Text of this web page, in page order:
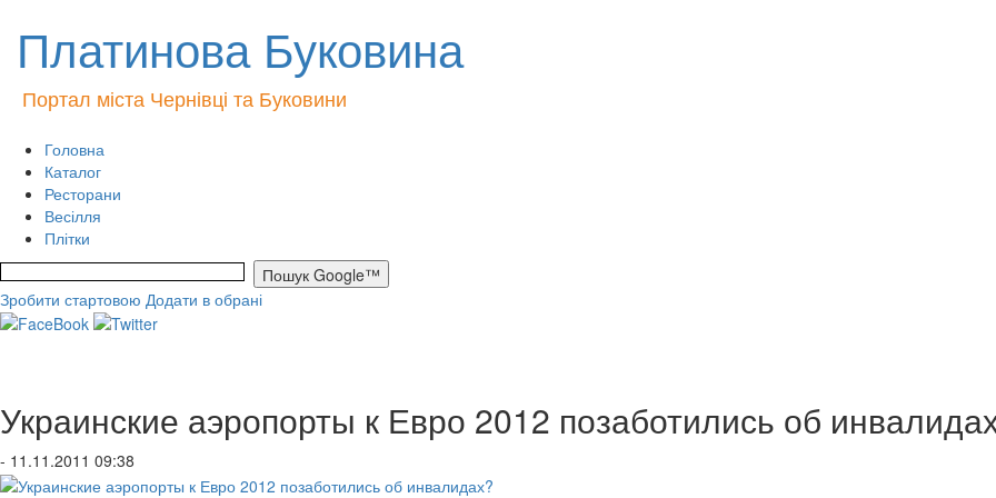
Платинова Буковина
Портал міста Чернівці та Буковини
Головна
Каталог
Ресторани
Весілля
Плітки
Зробити стартовою Додати в обрані
Украинские аэропорты к Евро 2012 позаботились об
- 11.11.2011 09:38